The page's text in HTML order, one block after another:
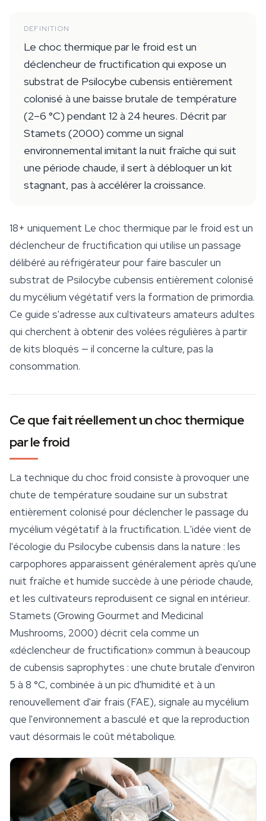
DEFINITION
Le choc thermique par le froid est un
déclencheur de fructification qui expose un
substrat de Psilocybe cubensis entièrement
colonisé à une baisse brutale de température
(2–6 °C) pendant 12 à 24 heures. Décrit par
Stamets (2000) comme un signal
environnemental imitant la nuit fraîche qui suit
une période chaude, il sert à débloquer un kit
stagnant, pas à accélérer la croissance.
18+ uniquement Le choc thermique par le froid est un
déclencheur de fructification qui utilise un passage
délibéré au réfrigérateur pour faire basculer un
substrat de Psilocybe cubensis entièrement colonisé
du mycélium végétatif vers la formation de primordia.
Ce guide s'adresse aux cultivateurs amateurs adultes
qui cherchent à obtenir des volées régulières à partir
de kits bloqués — il concerne la culture, pas la
consommation.
Ce que fait réellement un choc thermique
par le froid
La technique du choc froid consiste à provoquer une
chute de température soudaine sur un substrat
entièrement colonisé pour déclencher le passage du
mycélium végétatif à la fructification. L'idée vient de
l'écologie du Psilocybe cubensis dans la nature : les
carpophores apparaissent généralement après qu'une
nuit fraîche et humide succède à une période chaude,
et les cultivateurs reproduisent ce signal en intérieur.
Stamets (Growing Gourmet and Medicinal
Mushrooms, 2000) décrit cela comme un
«déclencheur de fructification» commun à beaucoup
de cubensis saprophytes : une chute brutale d'environ
5 à 8 °C, combinée à un pic d'humidité et à un
renouvellement d'air frais (FAE), signale au mycélium
que l'environnement a basculé et que la reproduction
vaut désormais le coût métabolique.